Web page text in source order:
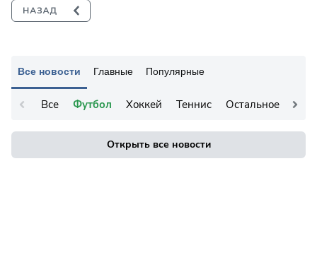
Все новости Главные Популярные
Все Футбол Хоккей Теннис Остальное
Открыть все новости